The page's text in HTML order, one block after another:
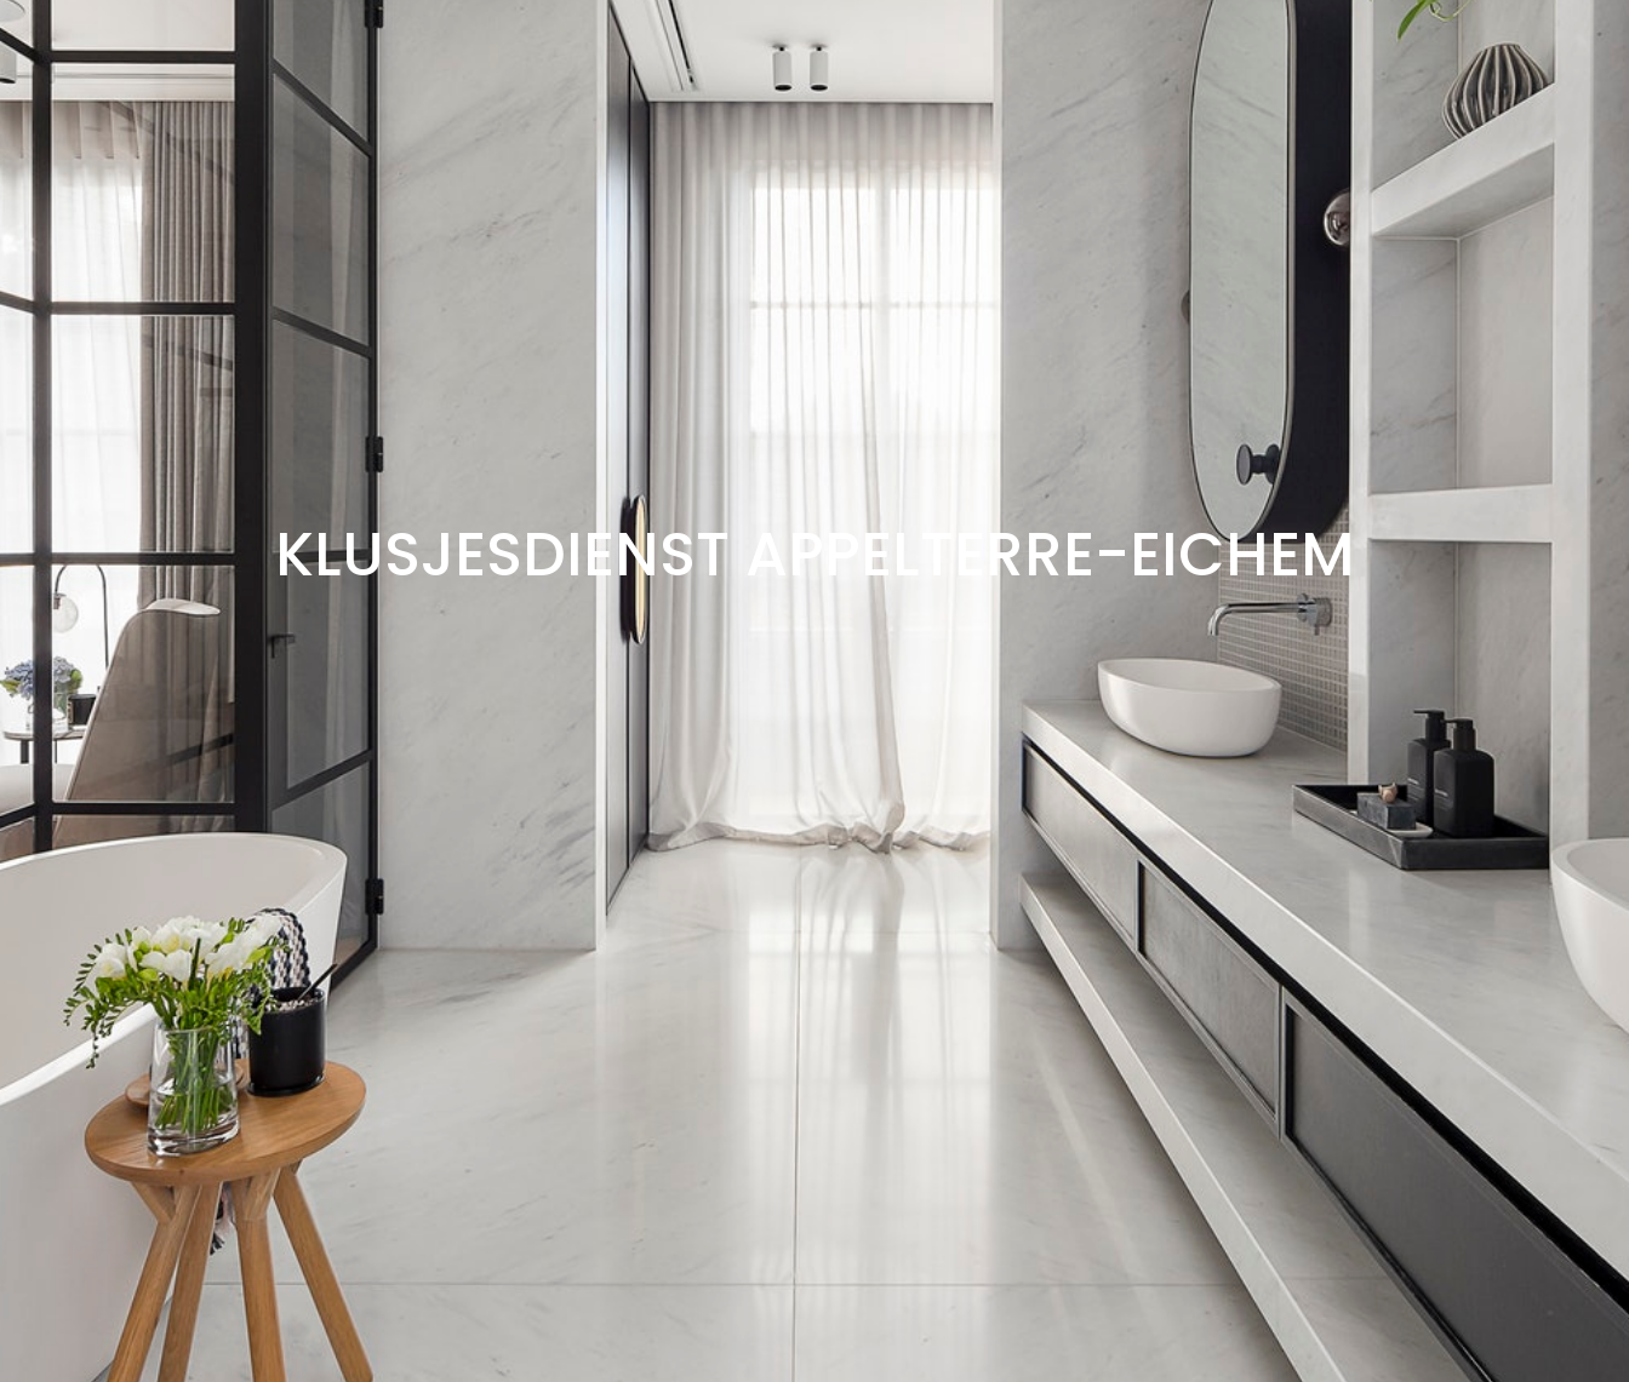
KLUSJESDIENST APPELTERRE-EICHEM